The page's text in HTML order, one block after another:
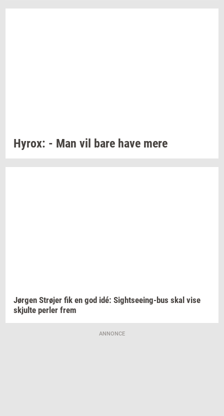
Hyrox: - Man vil bare have mere
Jør­gen Strø­jer fik en god idé: Sightseeing-​bus skal vise
skjul­te per­ler frem
ANNONCE